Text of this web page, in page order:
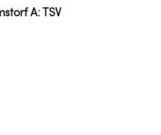
A: TSV